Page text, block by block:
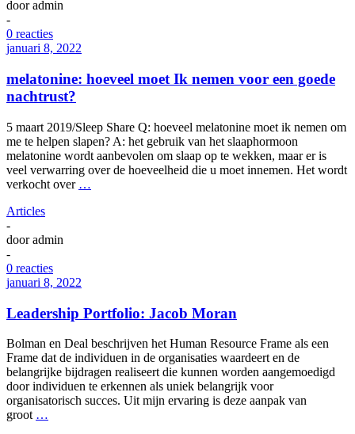
dooradmin
-
0 reacties
januari 8, 2022
melatonine: hoeveel moet Ik nemen voor een goede
nachtrust?
5 maart 2019/Sleep Share Q: hoeveel melatonine moet ik nemen om
me te helpen slapen? A: het gebruik van het slaaphormoon
melatonine wordt aanbevolen om slaap op te wekken, maar er is
veel verwarring over de hoeveelheid die u moet innemen. Het wordt
verkocht over …
Articles
-
dooradmin
-
0 reacties
januari 8, 2022
Leadership Portfolio: Jacob Moran
Bolman en Deal beschrijven het Human Resource Frame als een
Frame dat de individuen in de organisaties waardeert en de
belangrijke bijdragen realiseert die kunnen worden aangemoedigd
door individuen te erkennen als uniek belangrijk voor
organisatorisch succes. Uit mijn ervaring is deze aanpak van
groot …